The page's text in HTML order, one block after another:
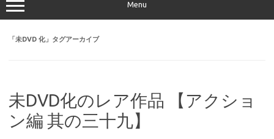
Menu
「未DVD 化」タグアーカイブ
未DVD化のレア作品 【アクショ
ン編 其の三十九】